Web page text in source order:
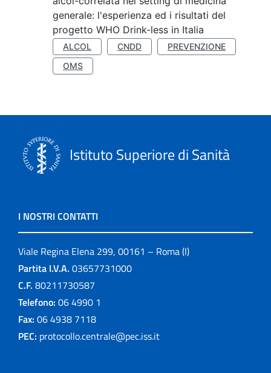
generale: l'esperienza ed i risultati del
progetto WHO Drink-less in Italia
ALCOL CNDD
PREVENZIONE
OMS
Istituto Superiore di Sanità
I NOSTRI CONTATTI
Viale Regina Elena 299, 00161 – Roma (I)
Partita I.V.A. 03657731000
C.F. 80211730587
Telefono: 06 4990 1
Fax: 06 4938 7118
PEC: protocollo.centrale@pec.iss.it